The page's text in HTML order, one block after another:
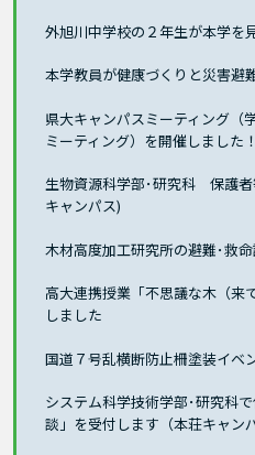
外旭川中学校の２年生が本学を
本学教員が健康づくりと災害避
県大キャンパスミーティング（
ミーティング）を開催しました！
生物資源科学部･研究科 保護
キャンパス)
木材高度加工研究所の避難･救
高大連携授業「不思議な木（来
しました
国道７号乱横断防止柵塗装イベ
システム科学技術学部･研究科
談」を受付します（本荘キャンパ